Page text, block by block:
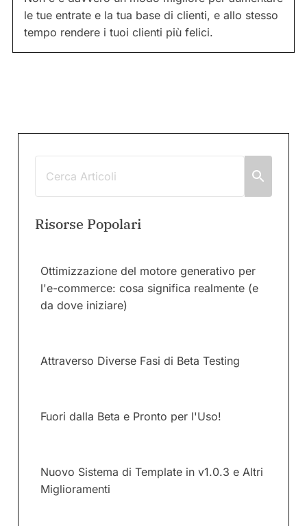
le tue entrate e la tua base di clienti, e allo stesso
tempo rendere i tuoi clienti più felici.
Risorse Popolari
Ottimizzazione del motore generativo per
l'e-commerce: cosa significa realmente (e
da dove iniziare)
Attraverso Diverse Fasi di Beta Testing
Fuori dalla Beta e Pronto per l'Uso!
Nuovo Sistema di Template in v1.0.3 e Altri
Miglioramenti